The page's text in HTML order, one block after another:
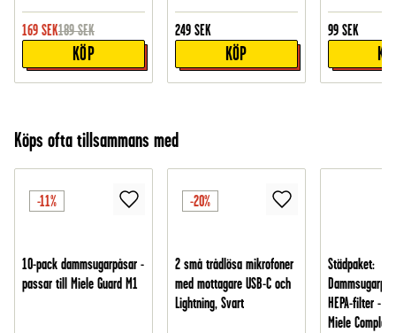
169 SEK189 SEK
KÖP
249 SEK
KÖP
99 SEK
Köps ofta tillsammans med
-11%
10-pack dammsugarpåsar -
passar till Miele Guard M1
-20%
2 små trådlösa mikrofoner
med mottagare USB-C och
Lightning, Svart
Städpaket:
HEPA-filter -
Miele